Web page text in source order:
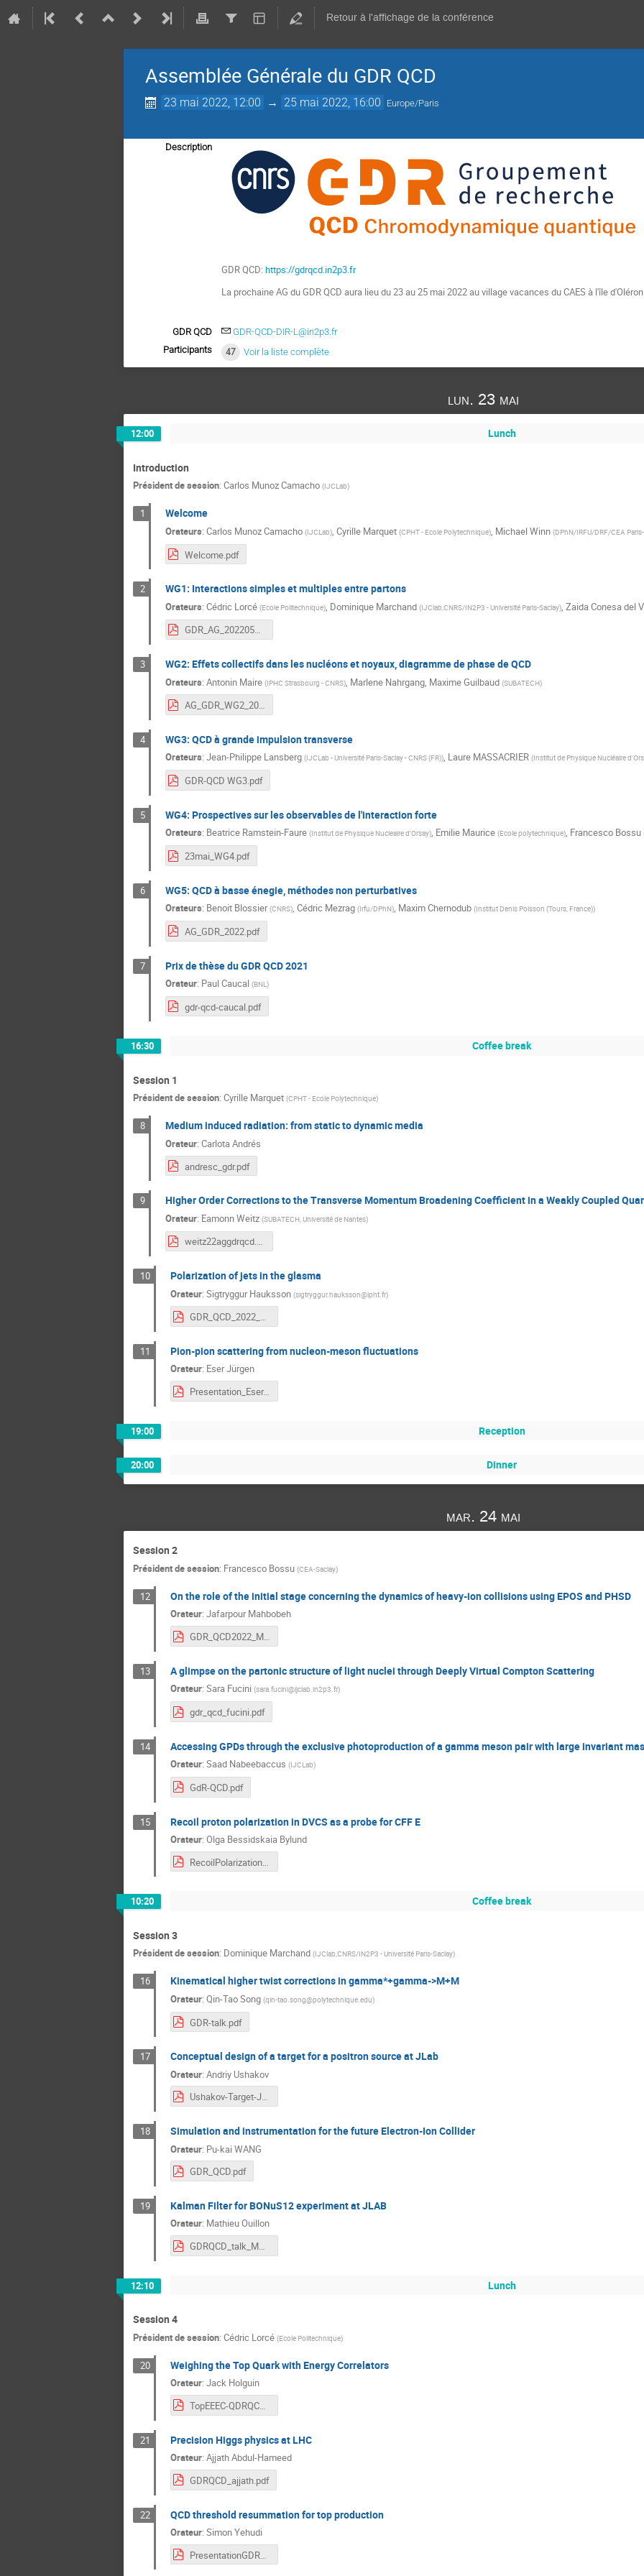
Retour à l'affichage de la conférence
Assemblée Générale du GDR QCD
23 mai 2022, 12:00 → 25 mai 2022, 16:00 Europe/Paris
Description
GDR QCD:https://gdrqcd.in2p3.fr
La prochaine AG du GDR QCD aura lieu du 23 au 25 mai 2022 au village vacances du CAES à l'île
GDR QCD
GDR-QCD-DIR-L@in2p3.fr
Participants
47 Voir la liste complète
lun. 23 mai
12:00 Lunch
Introduction
Président de session: Carlos Munoz Camacho (IJCLab)
1 Welcome
Orateurs: Carlos Munoz Camacho (IJCLab), Cyrille Marquet (CPHT - Ecole Polytechnique), Michael Winn (DPhN/IRFU/DRF/CEA
Welcome.pdf
2 WG1: Interactions simples et multiples entre partons
Orateurs: Cédric Lorcé (Ecole Politechnique), Dominique Marchand (IJClab,CNRS/IN2P3 - Université Paris-Saclay), Zaida Conesa del
GDR_AG_20220523_V1.pdf
3 WG2: Effets collectifs dans les nucléons et noyaux, diagramme de phase de QCD
Orateurs: Antonin Maire (IPHC Strasbourg - CNRS), Marlene Nahrgang, Maxime Guilbaud (SUBATECH)
AG_GDR_WG2_2022.pdf
4 WG3: QCD à grande impulsion transverse
Orateurs: Jean-Philippe Lansberg (IJCLab - Université Paris-Saclay - CNRS (FR)), Laure MASSACRIER (Institut de Physique Nucléaire
GDR-QCD WG3.pdf
5 WG4: Prospectives sur les observables de l'interaction forte
Orateurs: Beatrice Ramstein-Faure (Institut de Physique Nucleaire d'Orsay), Emilie Maurice (Ecole polytechnique), Francesco Bossu
23mai_WG4.pdf
6 WG5: QCD à basse énegie, méthodes non perturbatives
Orateurs: Benoit Blossier (CNRS), Cédric Mezrag (Irfu/DPhN), Maxim Chernodub (Institut Denis Poisson (Tours, France))
AG_GDR_2022.pdf
7 Prix de thèse du GDR QCD 2021
Orateur: Paul Caucal (BNL)
gdr-qcd-caucal.pdf
16:30 Coffee break
Session 1
Président de session: Cyrille Marquet (CPHT - Ecole Polytechnique)
8 Medium induced radiation: from static to dynamic media
Orateur: Carlota Andrés
andresc_gdr.pdf
9 Higher Order Corrections to the Transverse Momentum Broadening Coefficient in a Weakly Coupled
Orateur: Eamonn Weitz (SUBATECH, Université de Nantes)
weitz22aggdrqcd.pdf
10 Polarization of jets in the glasma
Orateur: Sigtryggur Hauksson (sigtryggur.hauksson@ipht.fr)
GDR_QCD_2022_hauksson.pdf
11 Pion-pion scattering from nucleon-meson fluctuations
Orateur: Eser Jürgen
Presentation_Eser.pdf
19:00 Reception
20:00 Dinner
mar. 24 mai
Session 2
Président de session: Francesco Bossu (CEA-Saclay)
12 On the role of the initial stage concerning the dynamics of heavy-ion collisions using EPOS and PHSD
Orateur: Jafarpour Mahbobeh
GDR_QCD2022_MJ.pdf
13 A glimpse on the partonic structure of light nuclei through Deeply Virtual Compton Scattering
Orateur: Sara Fucini (sara.fucini@ijclab.in2p3.fr)
gdr_qcd_fucini.pdf
14 Accessing GPDs through the exclusive photoproduction of a gamma meson pair with large invariant
Orateur: Saad Nabeebaccus (IJCLab)
GdR-QCD.pdf
15 Recoil proton polarization in DVCS as a probe for CFF E
Orateur: Olga Bessidskaia Bylund
RecoilPolarization.pdf
10:20 Coffee break
Session 3
Président de session: Dominique Marchand (IJClab,CNRS/IN2P3 - Université Paris-Saclay)
16 Kinematical higher twist corrections in gamma*+gamma->M+M
Orateur: Qin-Tao Song (qin-tao.song@polytechnique.edu)
GDR-talk.pdf
17 Conceptual design of a target for a positron source at JLab
Orateur: Andriy Ushakov
Ushakov-Target-JLab-e+Source.pdf
18 Simulation and instrumentation for the future Electron-Ion Collider
Orateur: Pu-kai WANG
GDR_QCD.pdf
19 Kalman Filter for BONuS12 experiment at JLAB
Orateur: Mathieu Ouillon
GDRQCD_talk_MO.pdf
12:10 Lunch
Session 4
Président de session: Cédric Lorcé (Ecole Politechnique)
20 Weighing the Top Quark with Energy Correlators
Orateur: Jack Holguin
TopEEEC-QDRQCD.pdf
21 Precision Higgs physics at LHC
Orateur: Ajjath Abdul-Hameed
GDRQCD_ajjath.pdf
22 QCD threshold resummation for top production
Orateur: Simon Yehudi
PresentationGDR_YSbis.pdf